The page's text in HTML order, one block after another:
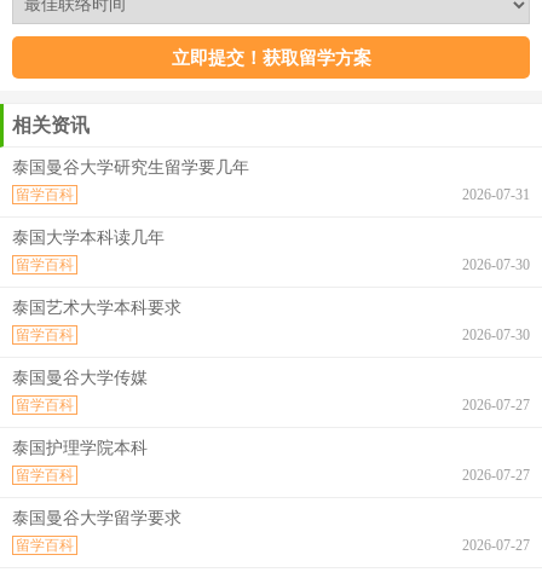
相关资讯
泰国曼谷大学研究生留学要几年
2026-07-31
留学百科
泰国大学本科读几年
2026-07-30
留学百科
泰国艺术大学本科要求
2026-07-30
留学百科
泰国曼谷大学传媒
2026-07-27
留学百科
泰国护理学院本科
2026-07-27
留学百科
泰国曼谷大学留学要求
2026-07-27
留学百科